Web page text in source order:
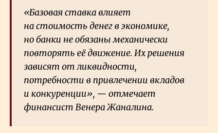
«Базовая ставка влияет
на стоимость денег в экономике,
но банки не обязаны механически
повторять её движение. Их решения
зависят от ликвидности,
потребности в привлечении вкладов
и конкуренции», — отмечает
финансист Венера Жаналина.